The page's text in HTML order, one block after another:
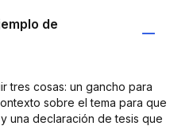
de
tres cosas: un gancho para
sobre el tema para que
una declaración de tesis que